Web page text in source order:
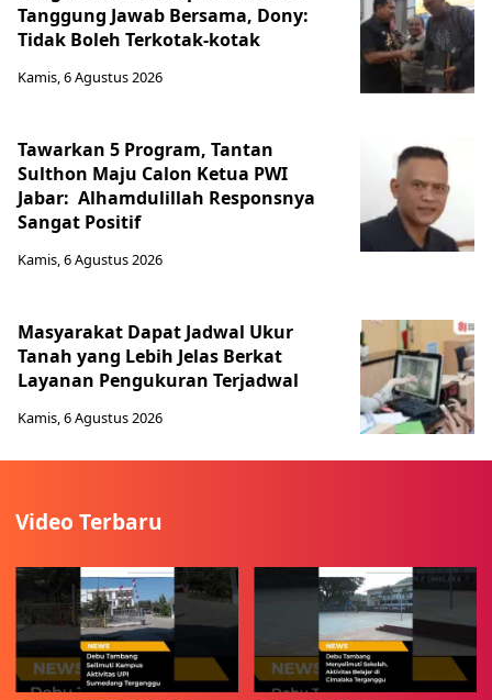
Tanggung Jawab Bersama, Dony:
Tidak Boleh Terkotak-kotak
Kamis, 6 Agustus 2026
Tawarkan 5 Program, Tantan
Sulthon Maju Calon Ketua PWI
Jabar: Alhamdulillah Responsnya
Sangat Positif
Kamis, 6 Agustus 2026
Masyarakat Dapat Jadwal Ukur
Tanah yang Lebih Jelas Berkat
Layanan Pengukuran Terjadwal
Kamis, 6 Agustus 2026
Video Terbaru